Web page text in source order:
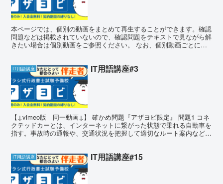
本ページでは、個別の動画をまとめて再生することができます。確認
問題などは掲載されていないので、確認問題をテキストで見ながら解
きたい場合は個別動画をご参照ください。 なお、個別動画ごとに欄
IT用語講座 IT用語講座#3
【↓vimeo版 同一動画↓】 確かめ問題『アザヨビ限定』 問題1 コネ
クテッドカーとは、インターネットに繋がった状態で乗れる自動車を
指す。事故時の通報や、交通状況を把握して適切なルート案内などが
IT用語講座 IT用語講座#15